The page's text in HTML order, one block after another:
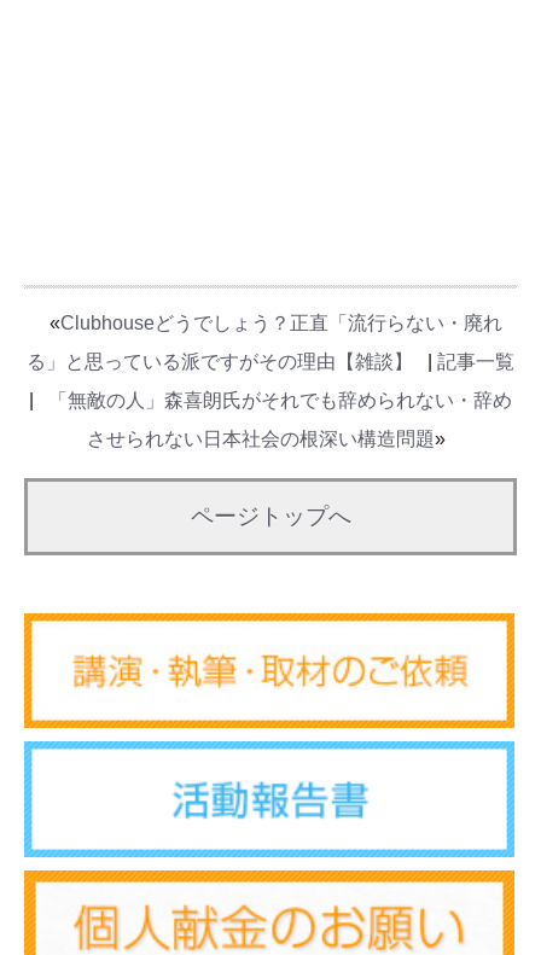
«Clubhouseどうでしょう？正直「流行らない・廃れ
る」と思っている派ですがその理由【雑談】
記事一覧
「無敵の人」森喜朗氏がそれでも辞められない・辞め
させられない日本社会の根深い構造問題»
ページトップへ